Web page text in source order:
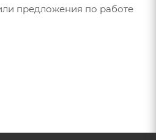
предложения по работе